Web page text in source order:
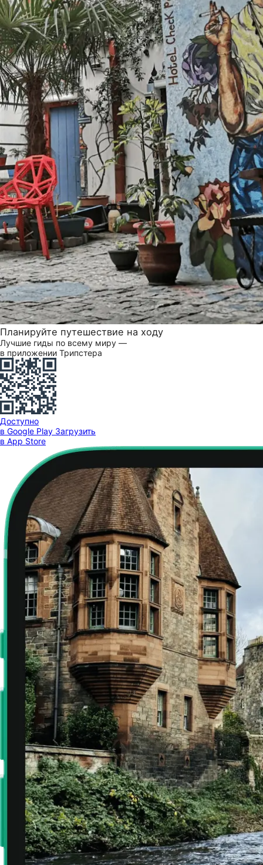
Планируйте путешествие на ходу
Лучшие гиды по всему миру —
в приложении Трипстера
Доступно
в Google Play Загрузить
в App Store